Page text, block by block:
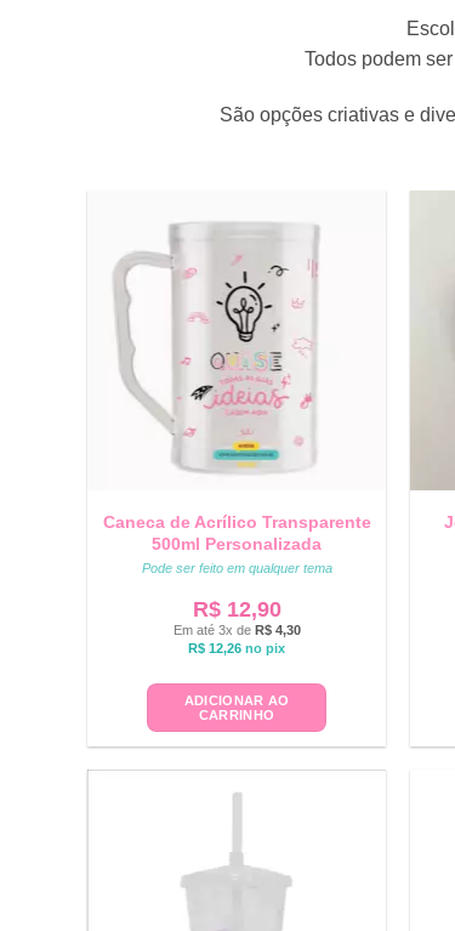
Todos podem
São opções criativas e
Caneca de Acrílico Transparente
500ml Personalizada
Pode ser feito em qualquer tema
R$12,90
Em até 3x de R$4,30
R$ 12,26 no pix
ADICIONAR AO
CARRINHO